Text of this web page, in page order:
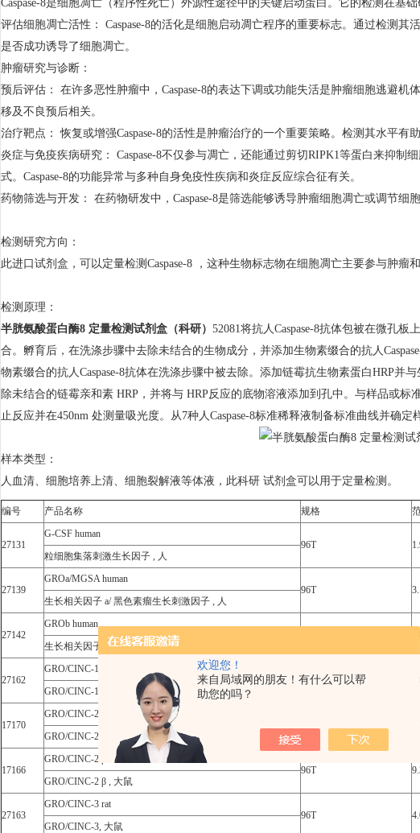
欢迎您！
来自局域网的朋友！有什么可以帮
助您的吗？
Caspase-8是细胞凋亡（程序性死亡）外源性途径中的关键启动蛋白。它的检测在基
评估细胞凋亡活性： Caspase-8的活化是细胞启动凋亡程序的重要标志。通过检测其
是否成功诱导了细胞凋亡。
肿瘤研究与诊断：
预后评估： 在许多恶性肿瘤中，Caspase-8的表达下调或功能失活是肿瘤细胞逃避
移及不良预后相关。
治疗靶点： 恢复或增强Caspase-8的活性是肿瘤治疗的一个重要策略。检测其水平有
炎症与免疫疾病研究： Caspase-8不仅参与凋亡，还能通过剪切RIPK1等蛋白来抑制
式。Caspase-8的功能异常与多种自身免疫性疾病和炎症反应综合征有关。
药物筛选与开发： 在药物研发中，Caspase-8是筛选能够诱导肿瘤细胞凋亡或调节细
检测研究方向：
此进口试剂盒，可以定量检测Caspase-8 ，这种生物标志物在细胞凋亡主要参与肿瘤
检测原理：
半胱氨酸蛋白酶8 定量检测试剂盒（科研） 52081将抗人Caspase-8抗体包被在微孔
合。孵育后，在洗涤步骤中去除未结合的生物成分，并添加生物素缀合的抗人
物素缀合的抗人Caspase-8抗体在洗涤步骤中被去除。添加链霉抗生物素蛋白HRP并
除未结合的链霉亲和素 HRP，并将与 HRP反应的底物溶液添加到孔中。与样品或标
止反应并在450nm 处测量吸光度。从7种人Caspase-8标准稀释液制备标准曲线并确定样
样本类型：
人血清、细胞培养上清、细胞裂解液等体液，此科研 试剂盒可以用于定量检测。
编号 产品名称 规格
27131
G-CSF human
96T
粒细胞集落刺激生长因子 , 人
27139
GROa/MGSA human
96T
生长相关因子 a/ 黑色素瘤生长刺激因子 , 人
27142
GROb human
生长相关因子 b, 人
27162
GRO/CINC-1 （IL-8） rat
96T
GRO/CINC-1 （IL-8）, 大鼠
17170
GRO/CINC-2 α rat
GRO/CINC-2 α , 大鼠
17166
GRO/CINC-2 β rat
96T
GRO/CINC-2 β , 大鼠
27163
GRO/CINC-3 rat
96T
GRO/CINC-3, 大鼠